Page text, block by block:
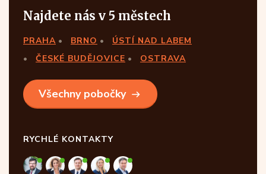
Najdete nás v 5 městech
PRAHA BRNO
ÚSTÍ NAD LABEM
ČESKÉ BUDĚJOVICE
OSTRAVA
Všechny pobočky
RYCHLÉ KONTAKTY